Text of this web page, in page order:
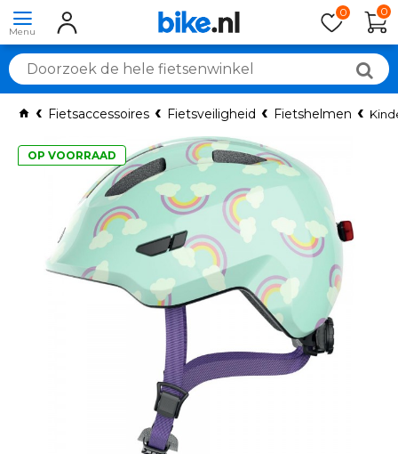
0 0
Fietsaccessoires Fietsveiligheid Fietshelmen
OP VOORRAAD